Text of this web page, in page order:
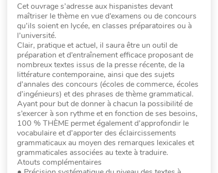
Cet ouvrage s’adresse aux hispanistes devant
maîtriser le thème en vue d’examens ou de concours
qu’ils soient en lycée, en classes préparatoires ou à
l’université.
Clair, pratique et actuel, il saura être un outil de
préparation et d’entraînement efficace proposant de
nombreux textes issus de la presse récente, de la
littérature contemporaine, ainsi que des sujets
d’annales des concours (écoles de commerce, écoles
d’ingénieurs) et des phrases de thème grammatical.
Ayant pour but de donner à chacun la possibilité de
s’exercer à son rythme et en fonction de ses besoins,
100 % THÈME permet également d’approfondir le
vocabulaire et d’apporter des éclaircissements
grammaticaux au moyen des remarques lexicales et
grammaticales associées au texte à traduire.
Atouts complémentaires